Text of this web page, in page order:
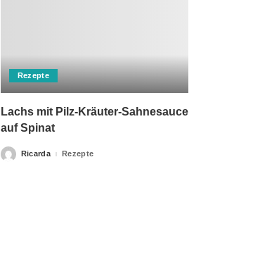
Rezepte
Lachs mit Pilz-Kräuter-Sahnesauce
auf Spinat
PostedRicarda Rezepte